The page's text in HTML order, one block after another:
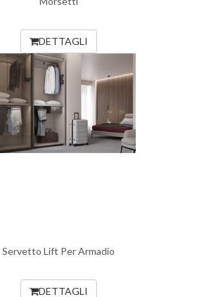
DETTAGLI
Servetto Lift Per Armadio
DETTAGLI